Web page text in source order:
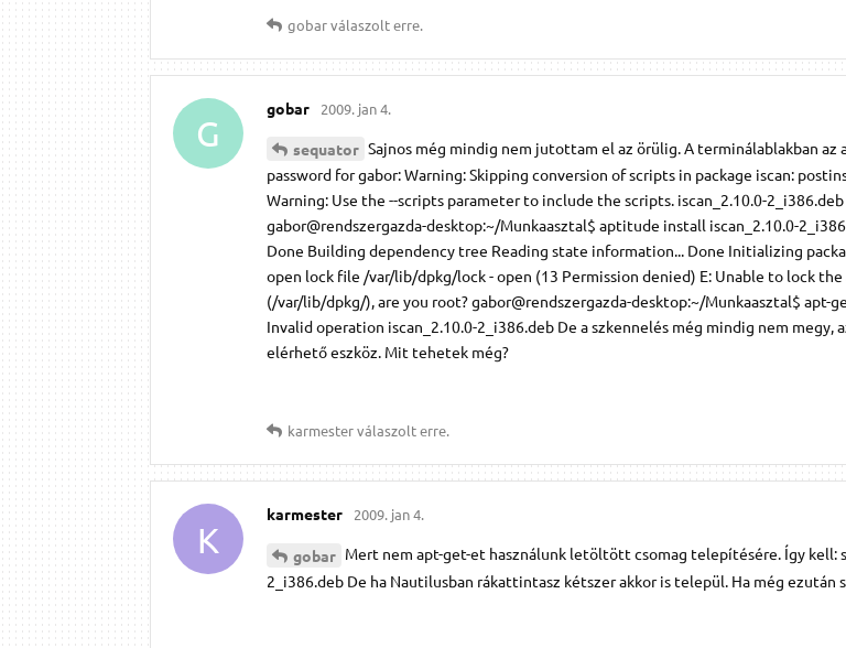
gobarválaszolt erre.
G
gobar 2009. jan 4.
sequator Sajnos még mindig nem jutottam el az örülig. A terminálablakban az
password for gabor: Warning: Skipping conversion of scripts in package iscan:
Warning: Use the --scripts parameter to include the scripts. iscan_2.10.0-
gabor@rendszergazda-desktop:~/Munkaasztal$ aptitude install iscan_2.10.0-
Done Building dependency tree Reading state information... Done Initializing
open lock file /var/lib/dpkg/lock - open (13 Permission denied) E: Unable to lock
(/var/lib/dpkg/), are you root? gabor@rendszergazda-desktop:~/Munkaasztal$ apt-
Invalid operation iscan_2.10.0-2_i386.deb De a szkennelés még mindig nem megy,
elérhető eszköz. Mit tehetek még?
karmesterválaszolt erre.
K
karmester 2009. jan 4.
gobar Mert nem apt-get-et használunk letöltött csomag telepítésére. Így kell:
2_i386.deb De ha Nautilusban rákattintasz kétszer akkor is települ. Ha még ezután